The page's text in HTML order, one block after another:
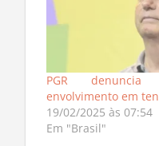
PGR denuncia
envolvimento em
19/02/2025 às 07:54
Em "Brasil"